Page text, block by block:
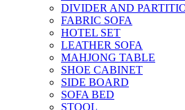
DIVIDER AND
FABRIC SOFA
HOTEL SET
LEATHER SOFA
MAHJONG TABLE
SHOE CABINET
SIDE BOARD
SOFA BED
STOOL